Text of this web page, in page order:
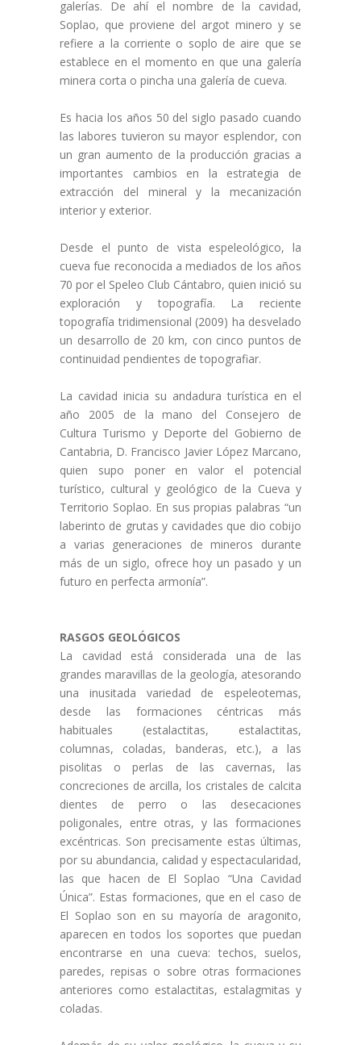
galerías. De ahí el nombre de la cavidad,
Soplao, que proviene del argot minero y se
refiere a la corriente o soplo de aire que se
establece en el momento en que una galería
minera corta o pincha una galería de cueva.
Es hacia los años 50 del siglo pasado cuando
las labores tuvieron su mayor esplendor, con
un gran aumento de la producción gracias a
importantes cambios en la estrategia de
extracción del mineral y la mecanización
interior y exterior.
Desde el punto de vista espeleológico, la
cueva fue reconocida a mediados de los años
70 por el Speleo Club Cántabro, quien inició su
exploración y topografía. La reciente
topografía tridimensional (2009) ha desvelado
un desarrollo de 20 km, con cinco puntos de
continuidad pendientes de topografiar.
La cavidad inicia su andadura turística en el
año 2005 de la mano del Consejero de
Cultura Turismo y Deporte del Gobierno de
Cantabria, D. Francisco Javier López Marcano,
quien supo poner en valor el potencial
turístico, cultural y geológico de la Cueva y
Territorio Soplao. En sus propias palabras “un
laberinto de grutas y cavidades que dio cobijo
a varias generaciones de mineros durante
más de un siglo, ofrece hoy un pasado y un
futuro en perfecta armonía”.
RASGOS GEOLÓGICOS
La cavidad está considerada una de las
grandes maravillas de la geología, atesorando
una inusitada variedad de espeleotemas,
desde las formaciones céntricas más
habituales (estalactitas, estalactitas,
columnas, coladas, banderas, etc.), a las
pisolitas o perlas de las cavernas, las
concreciones de arcilla, los cristales de calcita
dientes de perro o las desecaciones
poligonales, entre otras, y las formaciones
excéntricas. Son precisamente estas últimas,
por su abundancia, calidad y espectacularidad,
las que hacen de El Soplao “Una Cavidad
Única”. Estas formaciones, que en el caso de
El Soplao son en su mayoría de aragonito,
aparecen en todos los soportes que puedan
encontrarse en una cueva: techos, suelos,
paredes, repisas o sobre otras formaciones
anteriores como estalactitas, estalagmitas y
coladas.